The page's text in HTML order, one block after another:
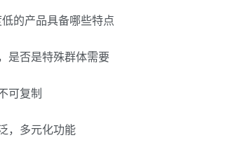
的产品具备哪些特点
是否是特殊群体需要
可复制
，多元化功能